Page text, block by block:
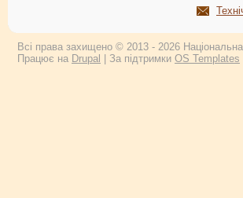
Всі права захищено © 2013 - 2026 Національна
Працює на Drupal | За підтримки OS Templates